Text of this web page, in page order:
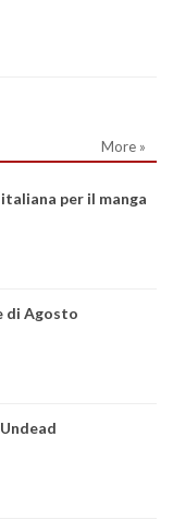
More »
per il manga
di Agosto